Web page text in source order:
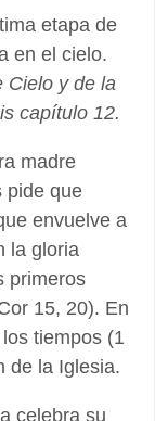
etapa de
en el cielo.
Cielo y de la
capítulo 12.
madre
pide que
envuelve a
la gloria
primeros
15, 20). En
tiempos (1
de la Iglesia.
celebra su